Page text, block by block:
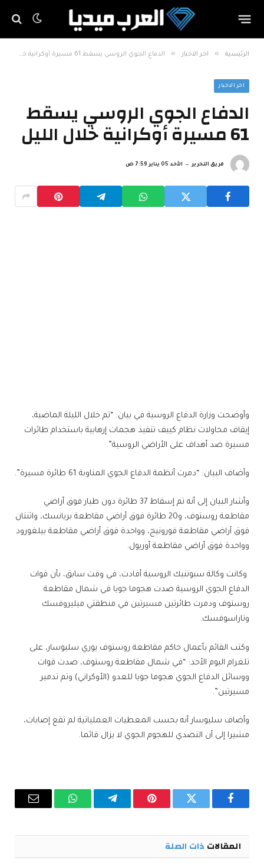
الرئيسية » اخر الاخبار » الدفاع الجوي الروسي يسقط 61 مسيرة أوكرانية خلال الليل
اخر الاخبار
الدفاع الجوي الروسي يسقط
61 مسيرة أوكرانية خلال الليل
فريق التحرير الأحد 05 يناير 7:59 ص
وأوضحت وزارة الدفاع الروسية في بيان: “تم خلال الليلة الماضية،
إيقاف محاولات نظام كييف تنفيذ هجمات إرهابية باستخدام طائرات
مسيرة ضد أهداف على الأراضي الروسية”.
وأضاف البيان: “دمرت أنظمة الدفاع الجوي المناوبة 61 طائرة مسيرة”.
وأشار البيان إلى أنه تم إسقاط 37 طائرة دون طيار فوق أراضي
مقاطعة روستوف، و20 طائرة فوق أراضي مقاطعة بريانسك، واثنتان
فوق أراضي مقاطعة فورونيج، وواحدة فوق أراضي مقاطعة بيلغورود
وواحدة فوق أراضي مقاطعة أوريول.
وكانت وكالة سبوتنيك الروسية أفادت، في وقت سابق، بأن قوات
الدفاع الجوي الروسية صدت هجوما جويا في شمال مقاطعة
روستوف ودمرت طائرتين مسيرتين في منطقتي ميليروفسك
وتاراسوفسك.
وكتب القائم بأعمال حاكم مقاطعة روستوف يوري سليوسار، على
تلغرام اليوم الأحد: “في شمال مقاطعة روستوف، صدت قوات
ووسائل الدفاع الجوي هجوما جويا للعدو (الأوكراني) وتم تدمير
مسيرتين”.
وأضاف سليوسار أنه بحسب المعطيات العملياتية لم تقع إصابات،
مشيرا إلى أن التصدي للهجوم الجوي لا يزال قائما.
فيسبوك تويتر بينتيريستتيلقرام واتساب البريد
المقالات ذات الصلة